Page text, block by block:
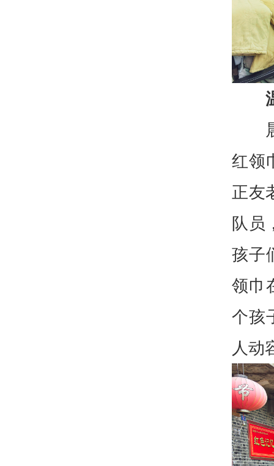
红领
正友
队员
孩子
领巾
个孩
人动